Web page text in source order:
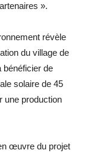
».
révèle
du village de
bénéficier de
solaire de 45
une production
œuvre du projet